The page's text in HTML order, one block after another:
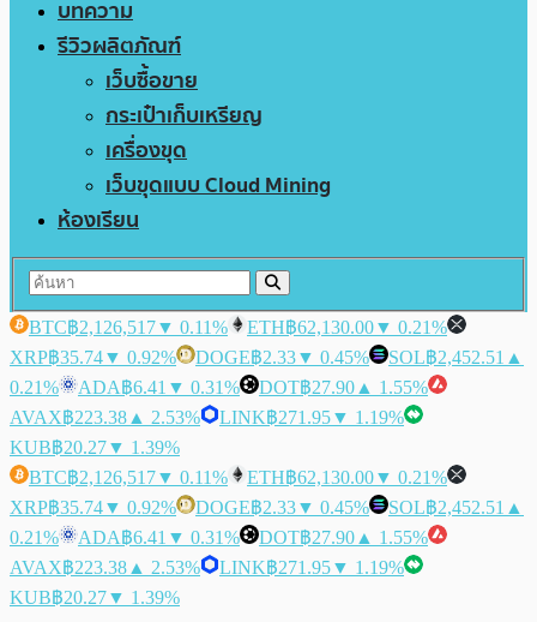
บทความ
รีวิวผลิตภัณฑ์
เว็บซื้อขาย
กระเป๋าเก็บเหรียญ
เครื่องขุด
เว็บขุดแบบ Cloud Mining
ห้องเรียน
BTC฿2,126,517▼ 0.11% ETH฿62,130.00▼ 0.21%
XRP฿35.74▼ 0.92% DOGE฿2.33▼ 0.45% SOL฿2,452.51 ▲
0.21%
ADA฿6.41 ▼ 0.31% DOT฿27.90 ▲ 1.55%
AVAX฿223.38 ▲ 2.53% LINK฿271.95▼ 1.19%
KUB฿20.27▼ 1.39%
BTC฿2,126,517▼ 0.11% ETH฿62,130.00▼ 0.21%
XRP฿35.74▼ 0.92% DOGE฿2.33▼ 0.45% SOL฿2,452.51 ▲
0.21%
ADA฿6.41 ▼ 0.31% DOT฿27.90 ▲ 1.55%
AVAX฿223.38 ▲ 2.53% LINK฿271.95▼ 1.19%
KUB฿20.27▼ 1.39%